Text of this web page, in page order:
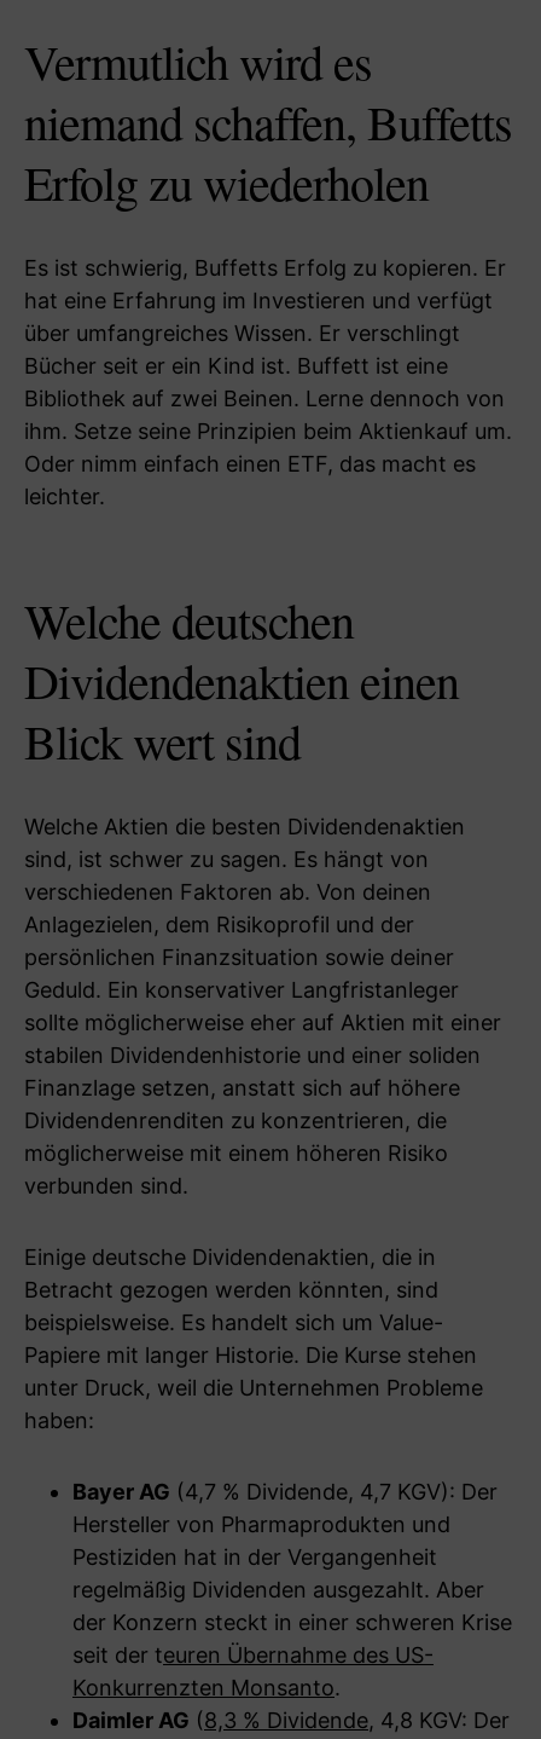
Vermutlich wird es
niemand schaffen, Buffetts
Erfolg zu wiederholen
Es ist schwierig, Buffetts Erfolg zu kopieren. Er
hat eine Erfahrung im Investieren und verfügt
über umfangreiches Wissen. Er verschlingt
Bücher seit er ein Kind ist. Buffett ist eine
Bibliothek auf zwei Beinen. Lerne dennoch von
ihm. Setze seine Prinzipien beim Aktienkauf um.
Oder nimm einfach einen ETF, das macht es
leichter.
Welche deutschen
Dividendenaktien einen
Blick wert sind
Welche Aktien die besten Dividendenaktien
sind, ist schwer zu sagen. Es hängt von
verschiedenen Faktoren ab. Von deinen
Anlagezielen, dem Risikoprofil und der
persönlichen Finanzsituation sowie deiner
Geduld. Ein konservativer Langfristanleger
sollte möglicherweise eher auf Aktien mit einer
stabilen Dividendenhistorie und einer soliden
Finanzlage setzen, anstatt sich auf höhere
Dividendenrenditen zu konzentrieren, die
möglicherweise mit einem höheren Risiko
verbunden sind.
Einige deutsche Dividendenaktien, die in
Betracht gezogen werden könnten, sind
beispielsweise. Es handelt sich um Value-
Papiere mit langer Historie. Die Kurse stehen
unter Druck, weil die Unternehmen Probleme
haben:
Bayer AG (4,7 % Dividende, 4,7 KGV): Der
Hersteller von Pharmaprodukten und
Pestiziden hat in der Vergangenheit
regelmäßig Dividenden ausgezahlt. Aber
der Konzern steckt in einer schweren Krise
seit der teuren Übernahme des US-
Konkurrenzten Monsanto.
Daimler AG (8,3 % Dividende, 4,8 KGV: Der